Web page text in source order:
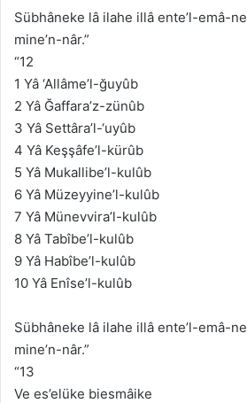
Sübhâneke lâ ilahe illâ ente’l-emâ-
mine’n-nâr.”
“12
1 Yâ ‘Allâme’l-ğuyûb
2 Yâ Ğaffara’z-zünûb
3 Yâ Settâra’l-‘uyûb
4 Yâ Keşşâfe’l-kürûb
5 Yâ Mukallibe’l-kulûb
6 Yâ Müzeyyine’l-kulûb
7 Yâ Münevvira’l-kulûb
8 Yâ Tabîbe’l-kulûb
9 Yâ Habîbe’l-kulûb
10 Yâ Enîse’l-kulûb
Sübhâneke lâ ilahe illâ ente’l-emâ-
mine’n-nâr.”
“13
Ve es’elüke biesmâike